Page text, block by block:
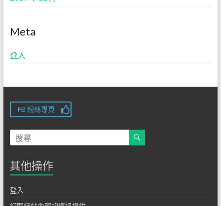
Meta
登入
FB 粉絲專頁
其他操作
登入